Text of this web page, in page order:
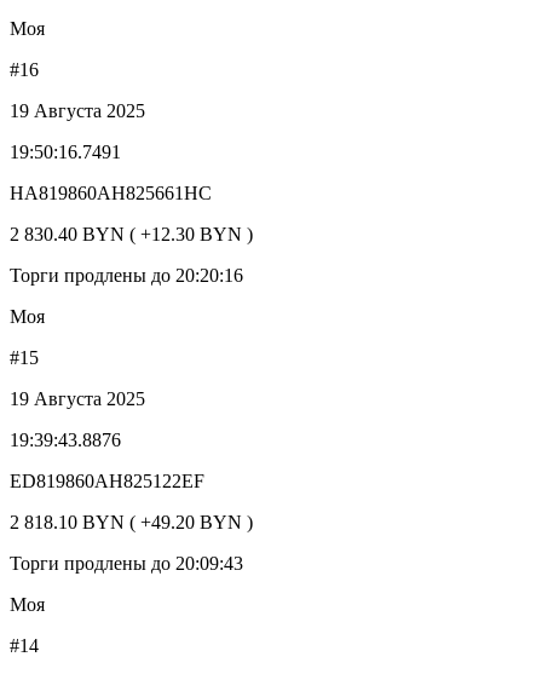
Моя
#16
19 Августа 2025
19:50:16.7491
HA819860AH825661HC
2 830.40 BYN ( +12.30 BYN )
Торги продлены до 20:20:16
Моя
#15
19 Августа 2025
19:39:43.8876
ED819860AH825122EF
2 818.10 BYN ( +49.20 BYN )
Торги продлены до 20:09:43
Моя
#14